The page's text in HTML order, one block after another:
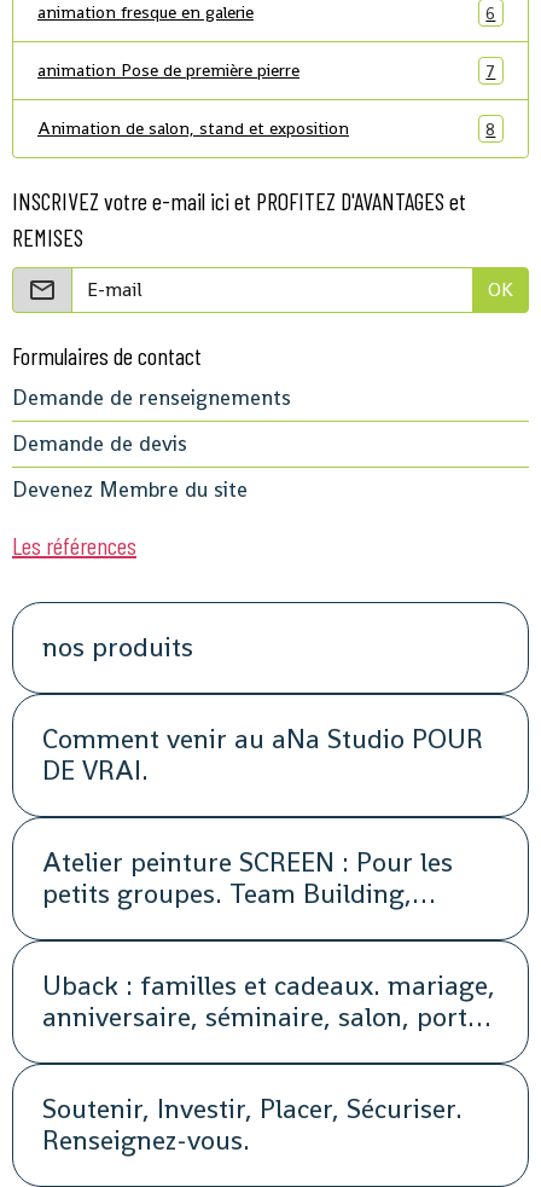
animation fresque en galerie 6
animation Pose de première pierre 7
Animation de salon, stand et exposition 8
INSCRIVEZ votre e-mail ici et PROFITEZ D'AVANTAGES et
REMISES
OK
Formulaires de contact
Demande de renseignements
Demande de devis
Devenez Membre du site
Les références
nos produits
Comment venir au aNa Studio POUR
DE VRAI.
Atelier peinture SCREEN : Pour les
petits groupes. Team Building,
Uback : familles et cadeaux. mariage,
anniversaire, séminaire, salon, portes
Soutenir, Investir, Placer, Sécuriser.
Renseignez-vous.